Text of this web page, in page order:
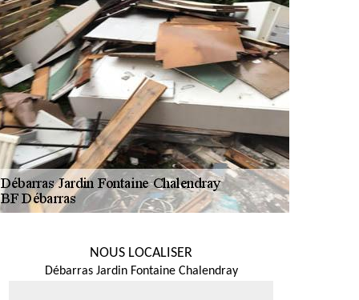
NOUS LOCALISER
Débarras Jardin Fontaine Chalendray